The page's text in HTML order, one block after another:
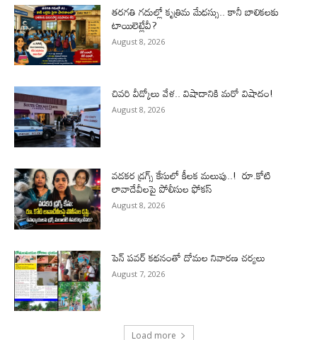
తరగతి గదుల్లో కృత్రిమ మేధస్సు.. కానీ బాలికలకు
టాయిలెట్లేవీ?
August 8, 2026
చివరి వీడ్కోలు వేళ.. విషాదానికి మరో విషాదం!
August 8, 2026
వడకర డ్రగ్స్ కేసులో కీలక మలుపు..! రూ.కోటి
లావాదేవీలపై పోలీసుల ఫోకస్‌
August 8, 2026
పెన్ పవర్ కథనంతో దోమల నివారణ చర్యలు
August 7, 2026
Load more